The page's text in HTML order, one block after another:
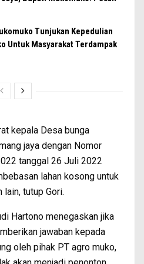
Tunjukan Kepedulian
Untuk Masyarakat Terdampak
kepala Desa bunga
jaya dengan Nomor
tanggal 26 Juli 2022
lahan kosong untuk
lain, tutup Gori.
Hartono menegaskan jika
jawaban kepada
oleh pihak PT agro muko,